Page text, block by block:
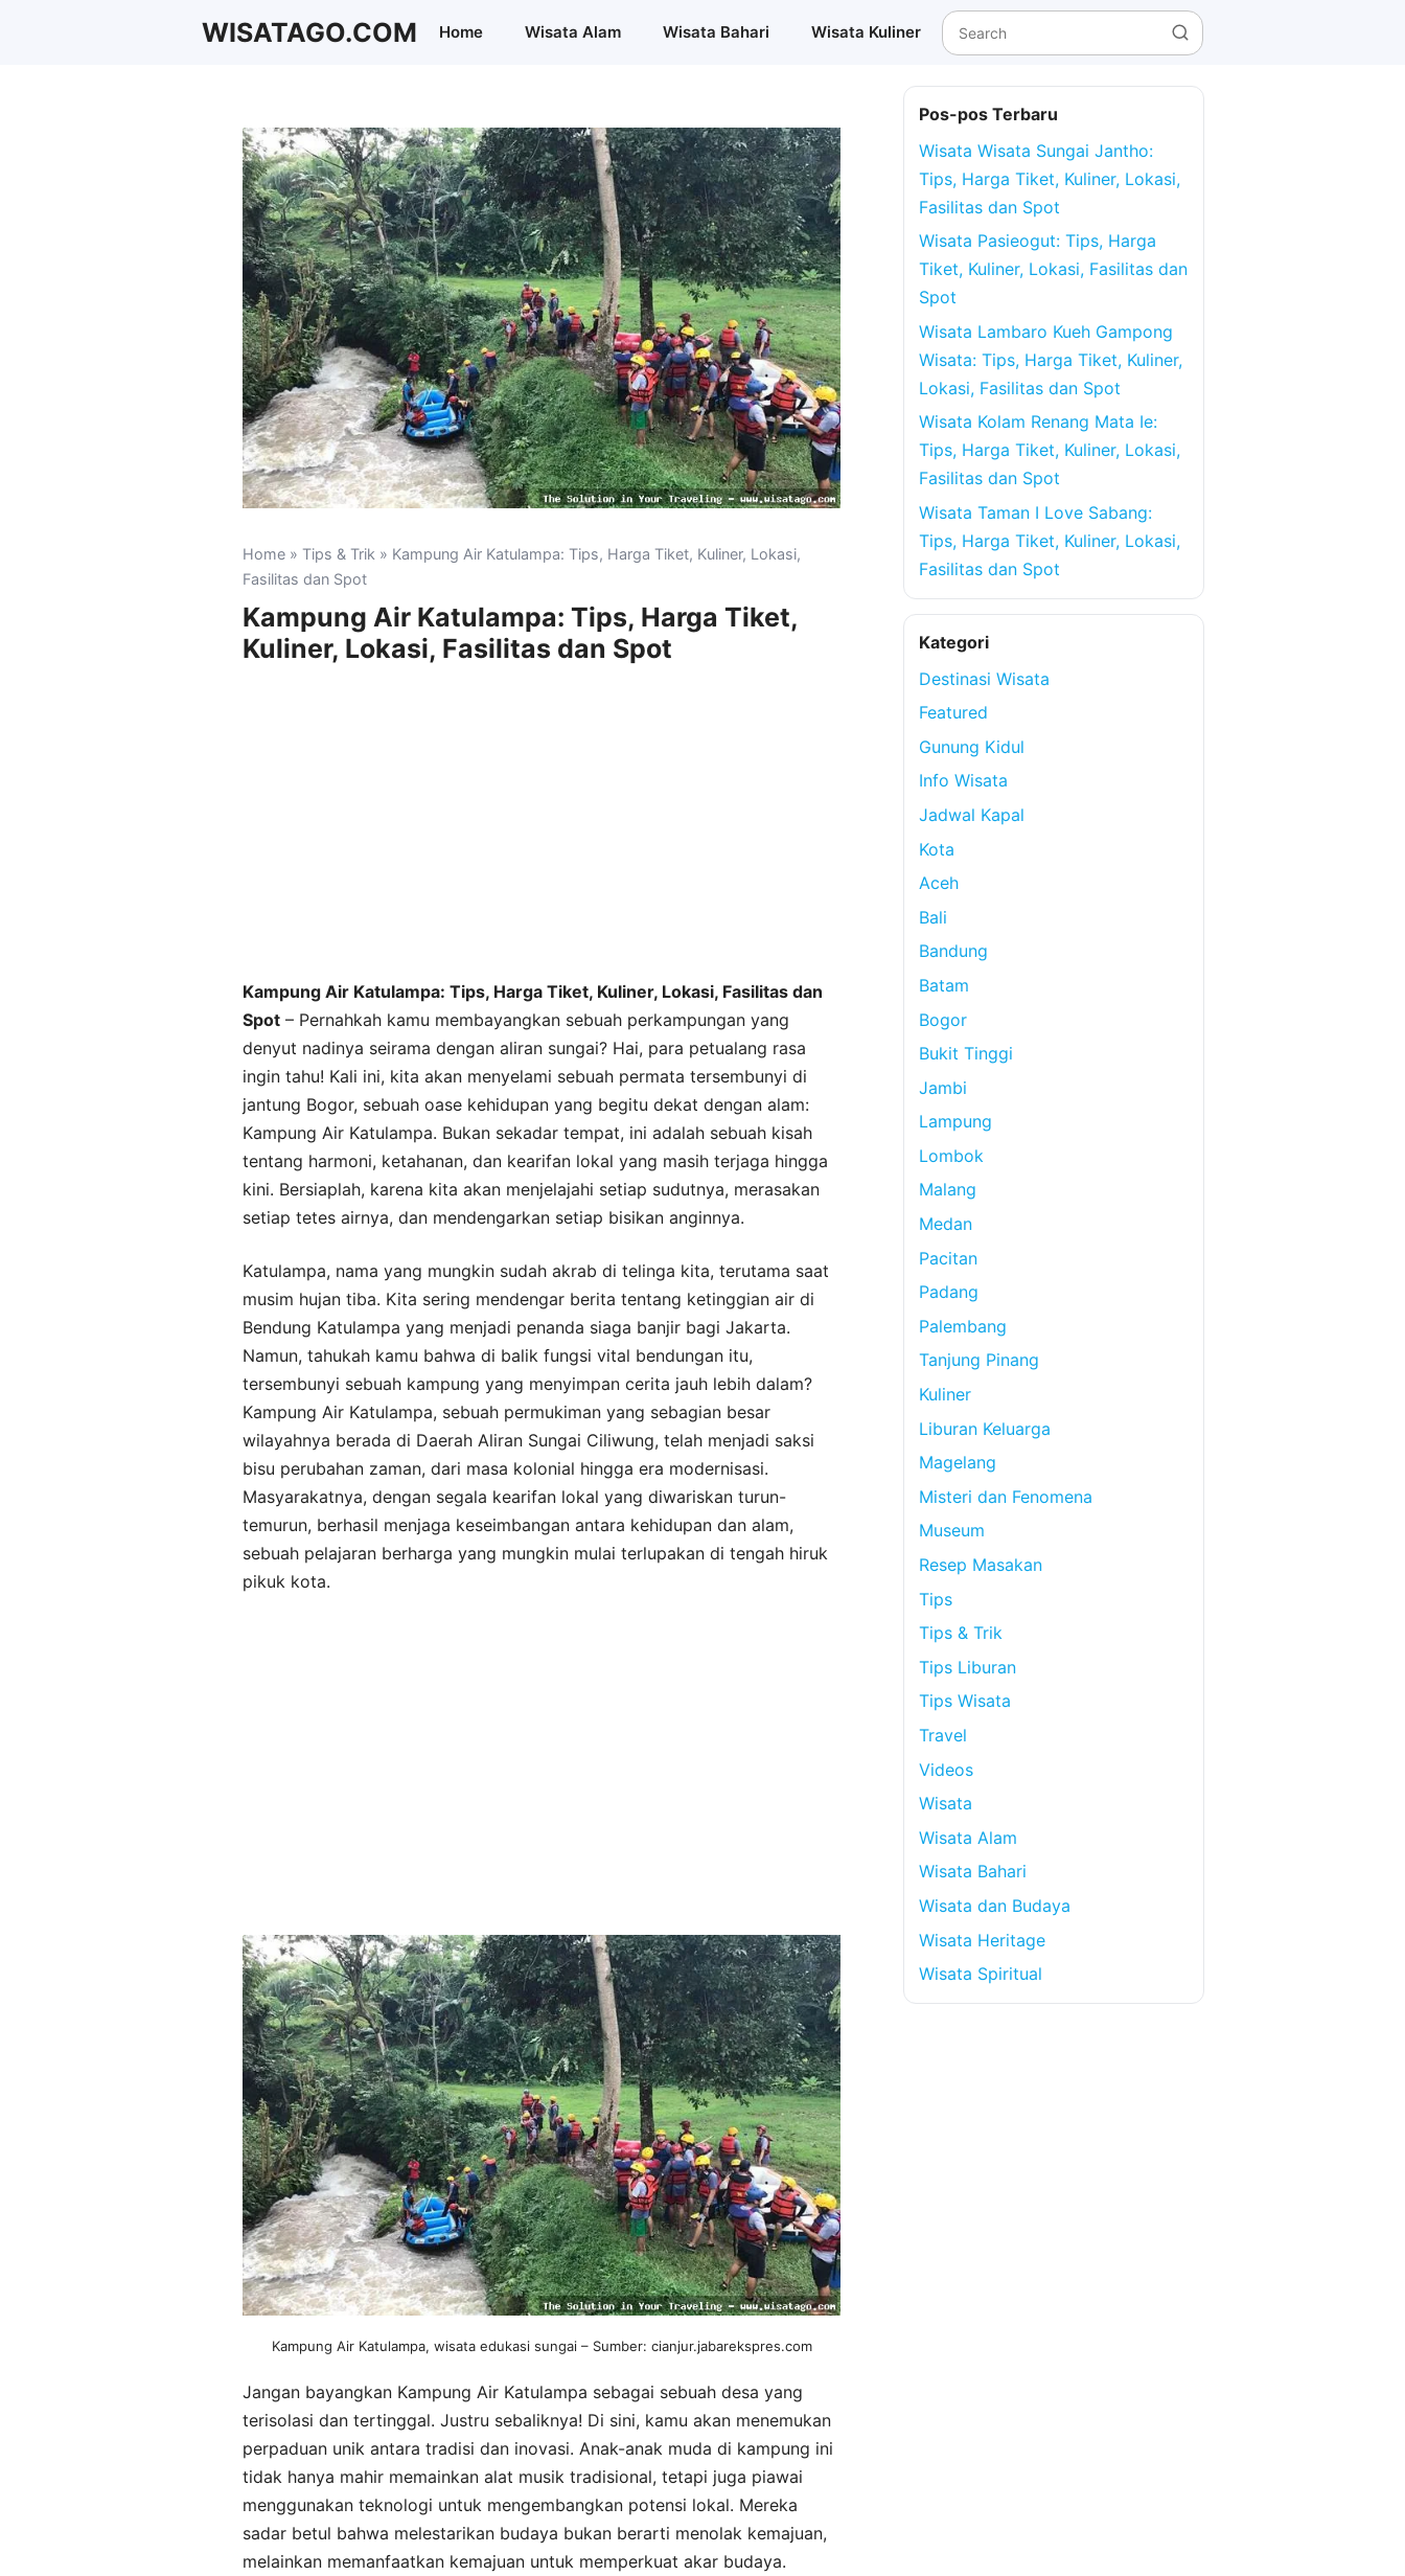
WISATAGO.COM Home Wisata Alam Wisata Bahari Wisata Kuliner
Home » Tips & Trik » Kampung Air Katulampa: Tips, Harga Tiket, Kuliner, Lokasi,
Fasilitas dan Spot
Kampung Air Katulampa: Tips, Harga Tiket,
Kuliner, Lokasi, Fasilitas dan Spot
Kampung Air Katulampa: Tips, Harga Tiket, Kuliner, Lokasi, Fasilitas dan
Spot – Pernahkah kamu membayangkan sebuah perkampungan yang
denyut nadinya seirama dengan aliran sungai? Hai, para petualang rasa
ingin tahu! Kali ini, kita akan menyelami sebuah permata tersembunyi di
jantung Bogor, sebuah oase kehidupan yang begitu dekat dengan alam:
Kampung Air Katulampa. Bukan sekadar tempat, ini adalah sebuah kisah
tentang harmoni, ketahanan, dan kearifan lokal yang masih terjaga hingga
kini. Bersiaplah, karena kita akan menjelajahi setiap sudutnya, merasakan
setiap tetes airnya, dan mendengarkan setiap bisikan anginnya.
Katulampa, nama yang mungkin sudah akrab di telinga kita, terutama saat
musim hujan tiba. Kita sering mendengar berita tentang ketinggian air di
Bendung Katulampa yang menjadi penanda siaga banjir bagi Jakarta.
Namun, tahukah kamu bahwa di balik fungsi vital bendungan itu,
tersembunyi sebuah kampung yang menyimpan cerita jauh lebih dalam?
Kampung Air Katulampa, sebuah permukiman yang sebagian besar
wilayahnya berada di Daerah Aliran Sungai Ciliwung, telah menjadi saksi
bisu perubahan zaman, dari masa kolonial hingga era modernisasi.
Masyarakatnya, dengan segala kearifan lokal yang diwariskan turun-
temurun, berhasil menjaga keseimbangan antara kehidupan dan alam,
sebuah pelajaran berharga yang mungkin mulai terlupakan di tengah hiruk
pikuk kota.
Kampung Air Katulampa, wisata edukasi sungai – Sumber: cianjur.jabarekspres.com
Jangan bayangkan Kampung Air Katulampa sebagai sebuah desa yang
terisolasi dan tertinggal. Justru sebaliknya! Di sini, kamu akan menemukan
perpaduan unik antara tradisi dan inovasi. Anak-anak muda di kampung ini
tidak hanya mahir memainkan alat musik tradisional, tetapi juga piawai
menggunakan teknologi untuk mengembangkan potensi lokal. Mereka
sadar betul bahwa melestarikan budaya bukan berarti menolak kemajuan,
melainkan memanfaatkan kemajuan untuk memperkuat akar budaya.
Pos-pos Terbaru
Wisata Wisata Sungai Jantho:
Tips, Harga Tiket, Kuliner, Lokasi,
Fasilitas dan Spot
Wisata Pasieogut: Tips, Harga
Tiket, Kuliner, Lokasi, Fasilitas dan
Spot
Wisata Lambaro Kueh Gampong
Wisata: Tips, Harga Tiket, Kuliner,
Lokasi, Fasilitas dan Spot
Wisata Kolam Renang Mata Ie:
Tips, Harga Tiket, Kuliner, Lokasi,
Fasilitas dan Spot
Wisata Taman I Love Sabang:
Tips, Harga Tiket, Kuliner, Lokasi,
Fasilitas dan Spot
Kategori
Destinasi Wisata
Featured
Gunung Kidul
Info Wisata
Jadwal Kapal
Kota
Aceh
Bali
Bandung
Batam
Bogor
Bukit Tinggi
Jambi
Lampung
Lombok
Malang
Medan
Pacitan
Padang
Palembang
Tanjung Pinang
Kuliner
Liburan Keluarga
Magelang
Misteri dan Fenomena
Museum
Resep Masakan
Tips
Tips & Trik
Tips Liburan
Tips Wisata
Travel
Videos
Wisata
Wisata Alam
Wisata Bahari
Wisata dan Budaya
Wisata Heritage
Wisata Spiritual